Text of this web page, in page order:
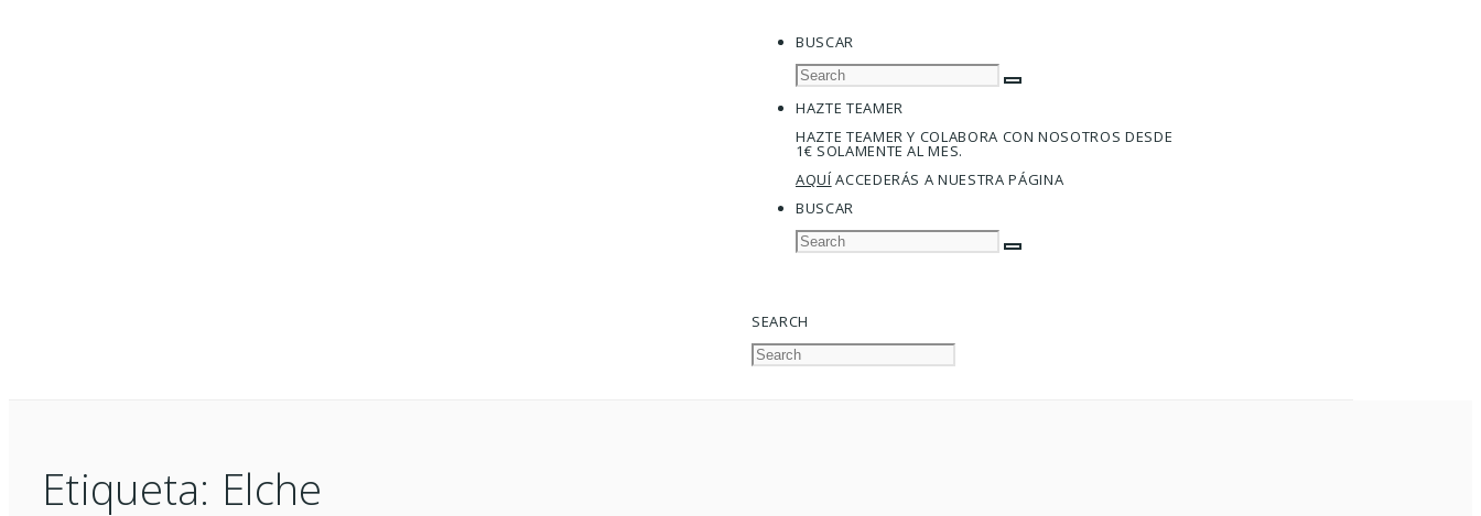
BUSCAR
HAZTE TEAMER
HAZTE TEAMER Y COLABORA CON NOSOTROS DESDE
1€ SOLAMENTE AL MES.
AQUÍACCEDERÁS A NUESTRA PÁGINA
BUSCAR
SEARCH
Etiqueta: Elche